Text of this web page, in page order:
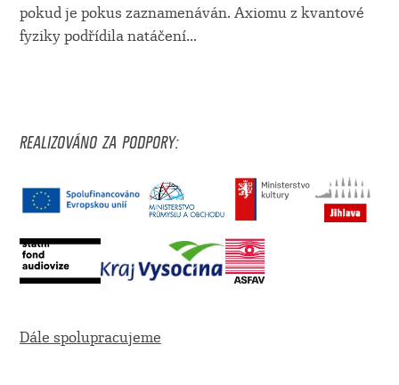
pokud je pokus zaznamenáván. Axiomu z kvantové
fyziky podřídila natáčení...
REALIZOVÁNO ZA PODPORY:
Dále spolupracujeme